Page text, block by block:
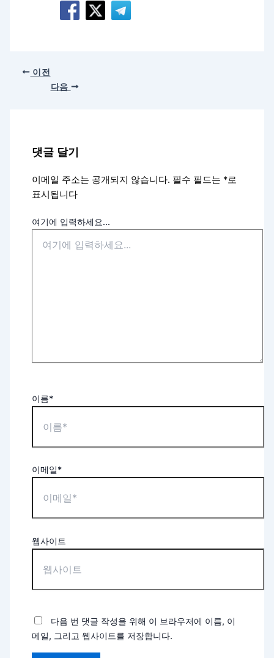
이전
다음
댓글 달기
이메일 주소는 공개되지 않습니다. 필수 필드는 *로
표시됩니다
여기에 입력하세요...
이름*
이메일*
웹사이트
다음 번 댓글 작성을 위해 이 브라우저에 이름, 이
메일, 그리고 웹사이트를 저장합니다.